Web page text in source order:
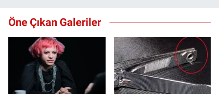
Öne Çıkan Galeriler